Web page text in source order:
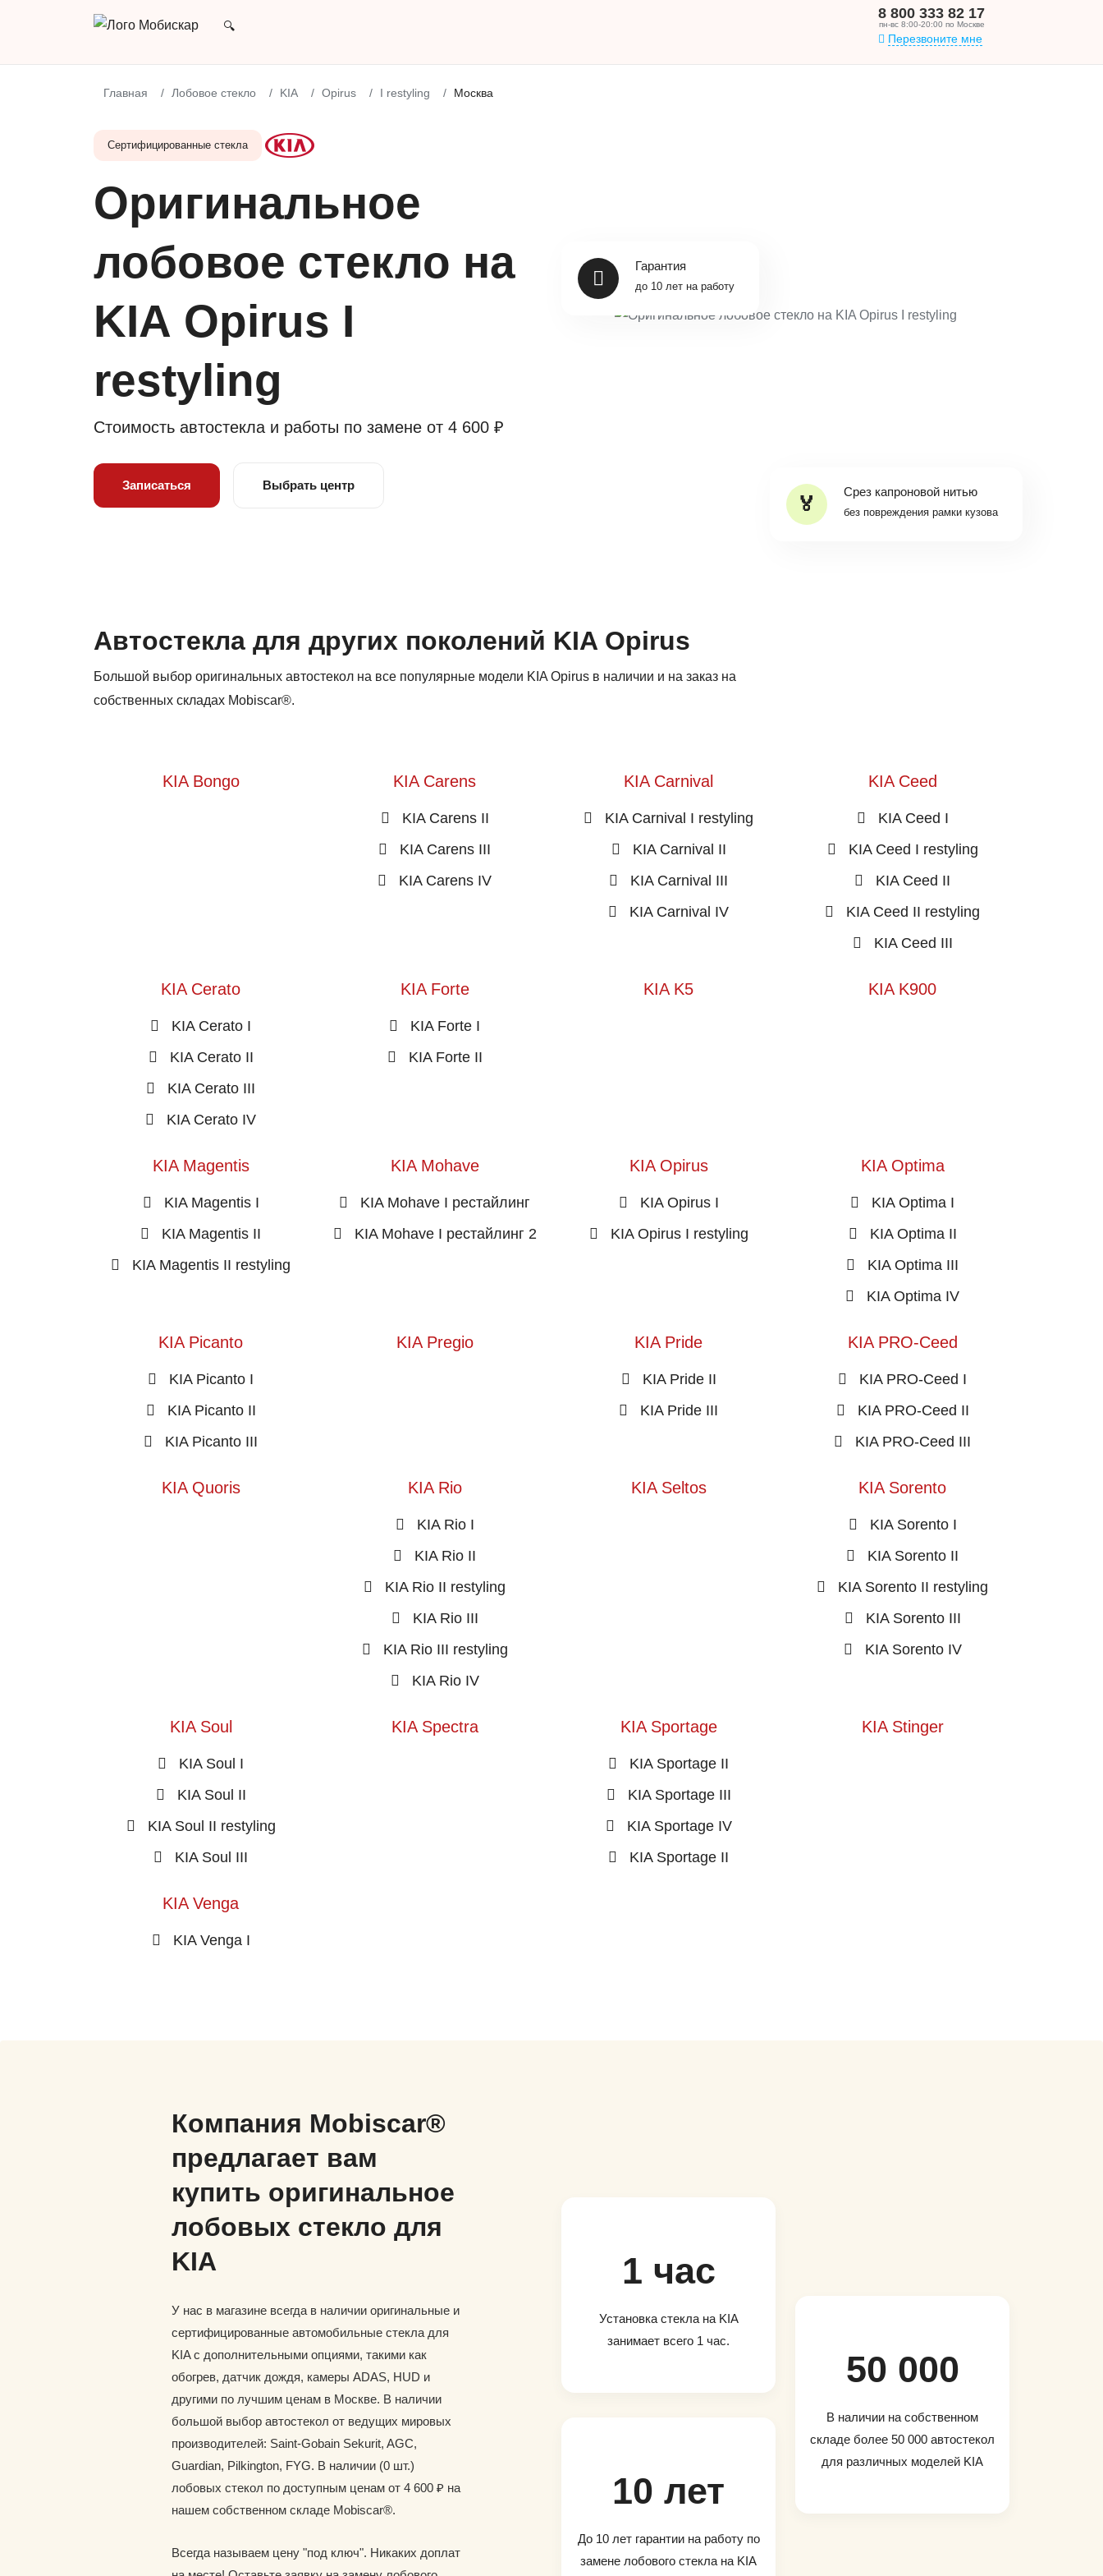
8 800 333 82 17
пн-вс 8:00-20:00 по Москве
Перезвоните мне
Главная Лобовое стекло KIA Opirus I restyling Москва
Сертифицированные стекла
Оригинальное
лобовое стекло на
KIA Opirus I
restyling
Стоимость автостекла и работы по замене от 4 600 ₽
Записаться Выбрать центр Срез капроновой нитью
без повреждения рамки кузова
Гарантия
до 10 лет на работу
Автостекла для других поколений KIA Opirus
Большой выбор оригинальных автостекол на все популярные модели KIA Opirus в наличии и на заказ на
собственных складах Mobiscar®.
KIA Bongo KIA Carens
KIA Carens II
KIA Carens III
KIA Carens IV
KIA Carnival
KIA Carnival I restyling
KIA Carnival II
KIA Carnival III
KIA Carnival IV
KIA Ceed
KIA Ceed I
KIA Ceed I restyling
KIA Ceed II
KIA Ceed II restyling
KIA Ceed III
KIA Cerato
KIA Cerato I
KIA Cerato II
KIA Cerato III
KIA Cerato IV
KIA Forte
KIA Forte I
KIA Forte II
KIA K5 KIA K900
KIA Magentis
KIA Magentis I
KIA Magentis II
KIA Magentis II restyling
KIA Mohave
KIA Mohave I рестайлинг
KIA Mohave I рестайлинг 2
KIA Opirus
KIA Opirus I
KIA Opirus I restyling
KIA Optima
KIA Optima I
KIA Optima II
KIA Optima III
KIA Optima IV
KIA Picanto
KIA Picanto I
KIA Picanto II
KIA Picanto III
KIA Pregio KIA Pride
KIA Pride II
KIA Pride III
KIA PRO-Ceed
KIA PRO-Ceed I
KIA PRO-Ceed II
KIA PRO-Ceed III
KIA Quoris KIA Rio
KIA Rio I
KIA Rio II
KIA Rio II restyling
KIA Rio III
KIA Rio III restyling
KIA Rio IV
KIA Seltos KIA Sorento
KIA Sorento I
KIA Sorento II
KIA Sorento II restyling
KIA Sorento III
KIA Sorento IV
KIA Soul
KIA Soul I
KIA Soul II
KIA Soul II restyling
KIA Soul III
KIA Spectra KIA Sportage
KIA Sportage II
KIA Sportage III
KIA Sportage IV
KIA Sportage II
KIA Stinger
KIA Venga
KIA Venga I
Компания Mobiscar®
предлагает вам
купить оригинальное
лобовых стекло для
KIA
У нас в магазине всегда в наличии оригинальные и
сертифицированные автомобильные стекла для
KIA с дополнительными опциями, такими как
обогрев, датчик дождя, камеры ADAS, HUD и
другими по лучшим ценам в Москве. В наличии
большой выбор автостекол от ведущих мировых
производителей: Saint-Gobain Sekurit, AGC,
Guardian, Pilkington, FYG. В наличии (0 шт.)
лобовых стекол по доступным ценам от 4 600 ₽ на
нашем собственном складе Mobiscar®.
Всегда называем цену "под ключ". Никаких доплат
1 час
Установка стекла на KIA
занимает всего 1 час.
10 лет
До 10 лет гарантии на работу по
замене лобового стекла на KIA
50 000
В наличии на собственном
складе более 50 000 автостекол
для различных моделей KIA